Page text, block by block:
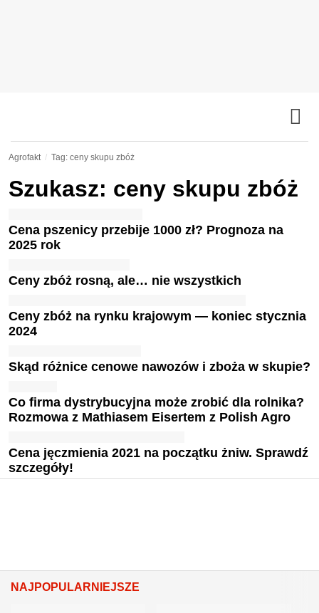
Agrofakt Tag: ceny skupu zbóż
Szukasz: ceny skupu zbóż
Cena pszenicy przebije 1000 zł? Prognoza na
2025 rok
Ceny zbóż rosną, ale… nie wszystkich
Ceny zbóż na rynku krajowym — koniec stycznia
2024
Skąd różnice cenowe nawozów i zboża w skupie?
Co firma dystrybucyjna może zrobić dla rolnika?
Rozmowa z Mathiasem Eisertem z Polish Agro
Cena jęczmienia 2021 na początku żniw. Sprawdź
szczegóły!
NAJPOPULARNIEJSZE